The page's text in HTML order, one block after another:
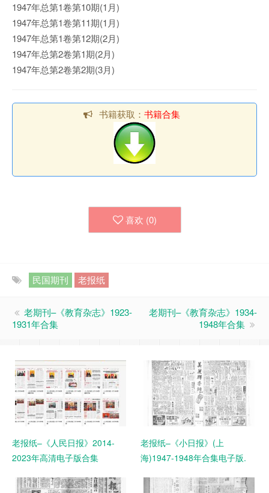
1947年总第1卷第10期(1月)
1947年总第1卷第11期(1月)
1947年总第1卷第12期(2月)
1947年总第2卷第1期(2月)
1947年总第2卷第2期(3月)
书籍获取： 书籍合集
喜欢 (0)
民国期刊 老报纸
老期刊–《教育杂志》1923-
1931年合集
老期刊–《教育杂志》1934-
1948年合集
老报纸–《人民日报》2014-
2023年高清电子版合集
老报纸–《小日报》(上
海)1947-1948年合集电子版.